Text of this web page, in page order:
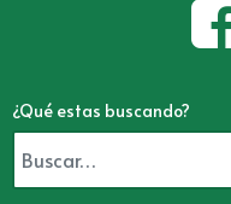
¿Qué estas buscando?